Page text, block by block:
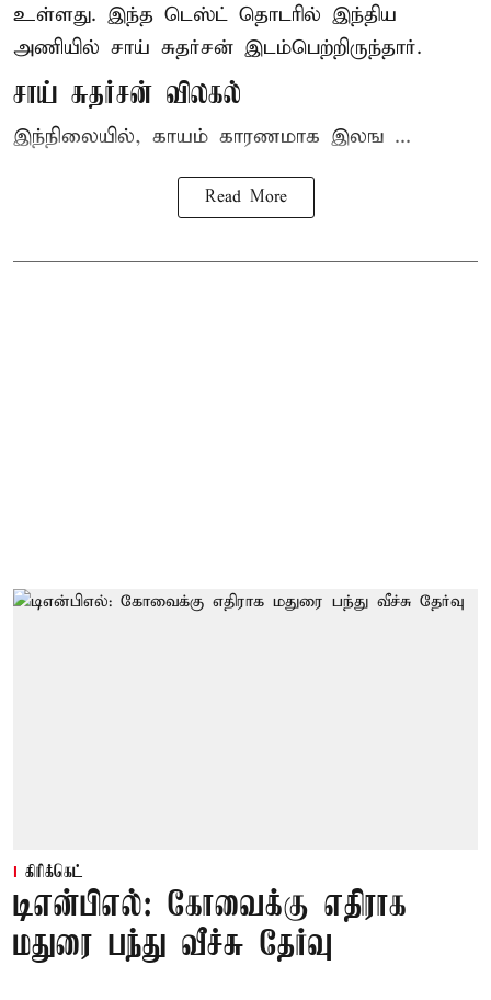
உள்ளது. இந்த டெஸ்ட் தொடரில் இந்திய
அணியில் சாய் சுதர்சன் இடம்பெற்றிருந்தார்.
சாய் சுதர்சன் விலகல்
இந்நிலையில், காயம் காரணமாக இலங ...
Read More
கிரிக்கெட்
டிஎன்பிஎல்: கோவைக்கு எதிராக
மதுரை பந்து வீச்சு தேர்வு